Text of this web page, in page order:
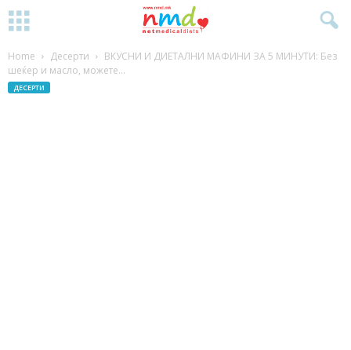
Home Десерти
ВКУСНИ И ДИЕТАЛНИ МАФИНИ ЗА 5 МИНУТИ: Без
шеќер и масло, можете...
ДЕСЕРТИ